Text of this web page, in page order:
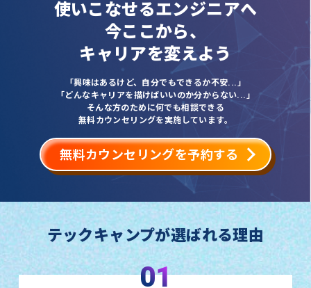
使いこなせるエンジニアへ
今ここから、
キャリアを変えよう
「興味はあるけど、自分でもできるか不安...」
「どんなキャリアを描けばいいのか分からない...」
そんな方のために何でも相談できる
無料カウンセリングを実施しています。
無料カウンセリングを予約する
テックキャンプが選ばれる理由
01